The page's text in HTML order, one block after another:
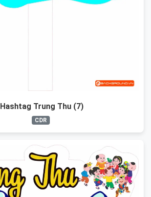
Hashtag Trung Thu (7)
CDR